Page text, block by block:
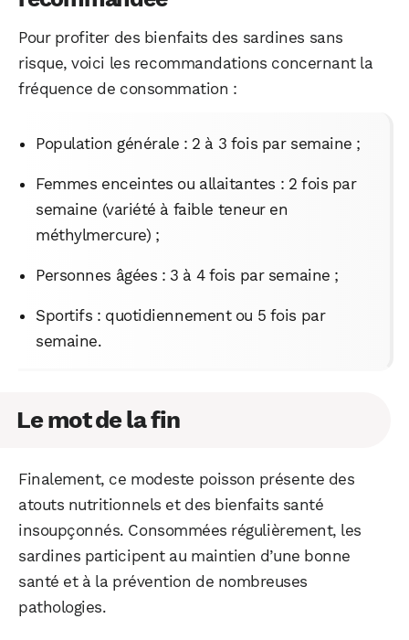
Pour profiter des bienfaits des sardines sans
risque, voici les recommandations concernant la
fréquence de consommation :
Population générale : 2 à 3 fois par semaine ;
Femmes enceintes ou allaitantes : 2 fois par
semaine (variété à faible teneur en
méthylmercure) ;
Personnes âgées : 3 à 4 fois par semaine ;
Sportifs : quotidiennement ou 5 fois par
semaine.
Le mot de la fin
Finalement, ce modeste poisson présente des
atouts nutritionnels et des bienfaits santé
insoupçonnés. Consommées régulièrement, les
sardines participent au maintien d’une bonne
santé et à la prévention de nombreuses
pathologies.